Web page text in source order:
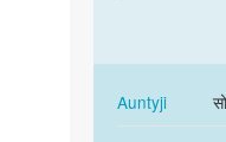
AuntyjiIn
reply